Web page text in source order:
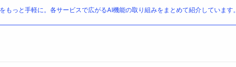
もっと手軽に。各サービスで広がるAI機能の取り組みをまとめて紹介しています。